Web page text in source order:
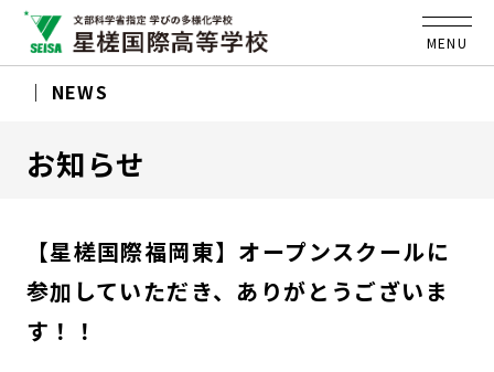
MENU
NEWS
お知らせ
【星槎国際福岡東】オープンスクールに
参加していただき、ありがとうございま
す！！